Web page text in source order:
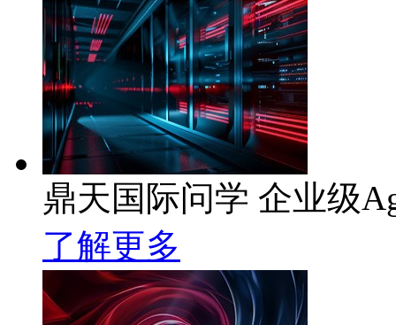
鼎天国际问学 企业级
了解更多